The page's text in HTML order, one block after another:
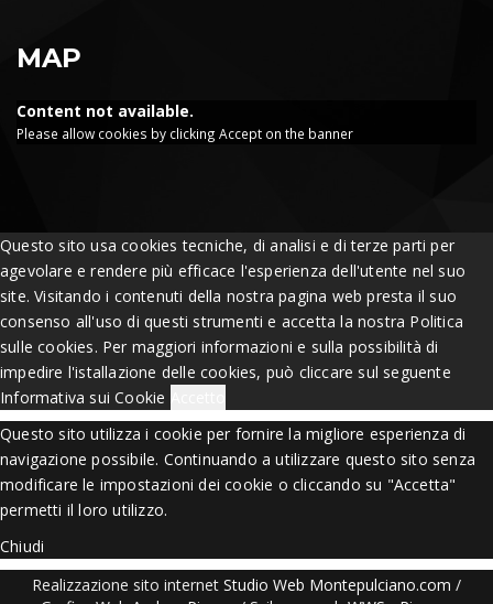
MAP
Content not available.
Please allow cookies by clicking Accept on the banner
Questo sito usa cookies tecniche, di analisi e di terze parti per
agevolare e rendere più efficace l'esperienza dell'utente nel suo
site. Visitando i contenuti della nostra pagina web presta il suo
consenso all'uso di questi strumenti e accetta la nostra Politica
sulle cookies. Per maggiori informazioni e sulla possibilità di
impedire l'istallazione delle cookies, può cliccare sul seguente
Informativa sui Cookie
Questo sito utilizza i cookie per fornire la migliore esperienza di
navigazione possibile. Continuando a utilizzare questo sito senza
modificare le impostazioni dei cookie o cliccando su "Accetta"
permetti il loro utilizzo.
Chiudi
Realizzazione sito internet Studio Web Montepulciano.com /